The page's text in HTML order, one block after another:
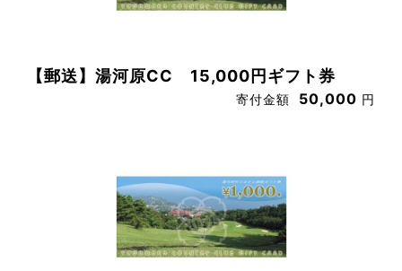
【郵送】湯河原CC 15,000円ギフト券
寄付金額 50,000 円